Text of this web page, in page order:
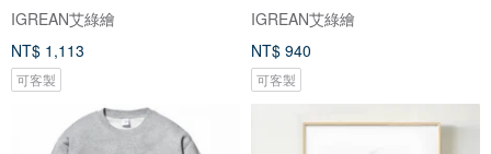
IGREAN艾綠繪
NT$ 1,113
可客製
IGREAN艾綠繪
NT$ 940
可客製